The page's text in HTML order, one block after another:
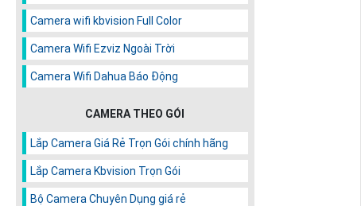
Camera wifi kbvision Full Color
Camera Wifi Ezviz Ngoài Trời
Camera Wifi Dahua Báo Động
CAMERA THEO GÓI
Lắp Camera Giá Rẻ Trọn Gói chính hãng
Lắp Camera Kbvision Trọn Gói
Bộ Camera Chuyên Dụng giá rẻ